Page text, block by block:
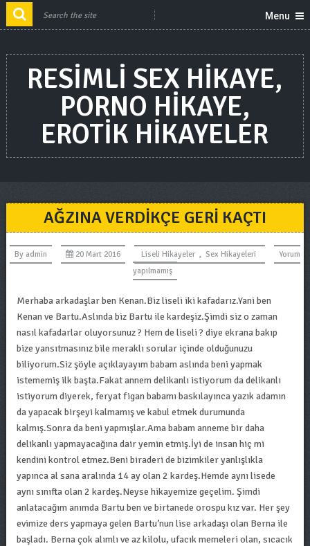
Menu
RESIMLI SEX HIKAYE,
PORNO HIKAYE,
EROTIK HIKAYELER
AĞZINA VERDIKÇE GERI KAÇTI
By admin 20 Mart 2016 Liseli Hikayeler , Sex Hikayeleri
Yorum
yapılmamış
Merhaba arkadaşlar ben Kenan.Biz liseli iki kafadarız.Yani ben
Kenan ve Bartu.Aslında biz Bartu ile kardeşiz.Şimdi siz o zaman
nasıl kafadarlar oluyorsunuz ? Hem de liseli ? diye ekrana bakıp
bize yansıtmasınız bile meraklı sorular içinde olduğunuzu
biliyorum.Siz şöyle açıklayayım babam aslında beni yapmak
istememiş ilk başta.Fakat annem delikanlı istiyorum da delikanlı
istiyorum diyerek, feryat figan babamı baskılayınca yazık adamın
da yapacak birşeyi kalmamış ve kabul etmek durumunda
kalmış.Sonra da beni yapmışlar.Ama babam anneme bir daha
delikanlı yapmayacağına dair yemin etmiş.İyi de insan hiç mi
kendini kontrol etmez.Beni biraderi de bizimkiler yanlışlıkla
yapınca al sana aralında 14 ay olan 2 kardeş.Hemde aynı lisede
aynı sınıfta olan 2 kardeş.Neyse hikayemize geçelim. Şimdi
anlatacağım anımda Bartu ben ve birtanede orospu kız var. Her şey
evimize ders yapmaya gelen Bartu’nun lise arkadaşı olan Berna ile
başladı. Berna çok alımlı ve az kilolu, ufacık memeleri olan, sıcacık